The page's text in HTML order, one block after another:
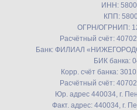
ИНН:
КПП:
ОГРН/ОГРНИП:
Расчётный счёт:
Банк: ФИЛИАЛ
БИК банка:
Корр. счёт банка:
Расчётный счёт:
Юр. адрес 440034, г.
Факт. адрес: 440034, г.